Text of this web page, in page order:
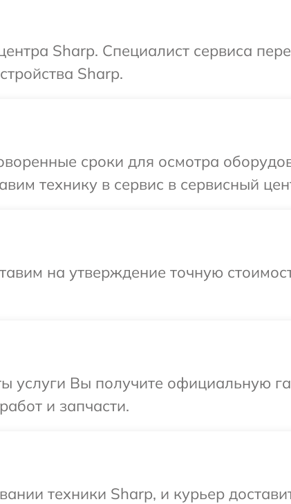
Sharp. Специалист сервиса
Sharp.
сроки для осмотра
технику в сервис в сервисный
на утверждение точную
услуги Вы получите официальную
и запчасти.
техники Sharp, и курьер